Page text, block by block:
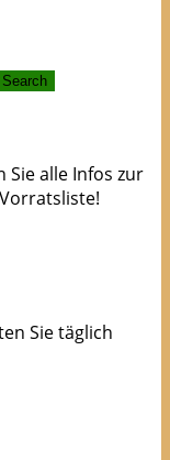
Sie alle Infos zur
Sie täglich